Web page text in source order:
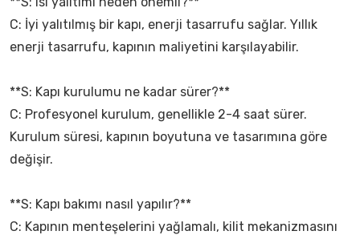
C: İyi yalıtılmış bir kapı, enerji tasarrufu sağlar. Yıllık
enerji tasarrufu, kapının maliyetini karşılayabilir.
**S: Kapı kurulumu ne kadar sürer?**
C: Profesyonel kurulum, genellikle 2-4 saat sürer.
Kurulum süresi, kapının boyutuna ve tasarımına göre
değişir.
**S: Kapı bakımı nasıl yapılır?**
C: Kapının menteşelerini yağlamalı, kilit mekanizmasını